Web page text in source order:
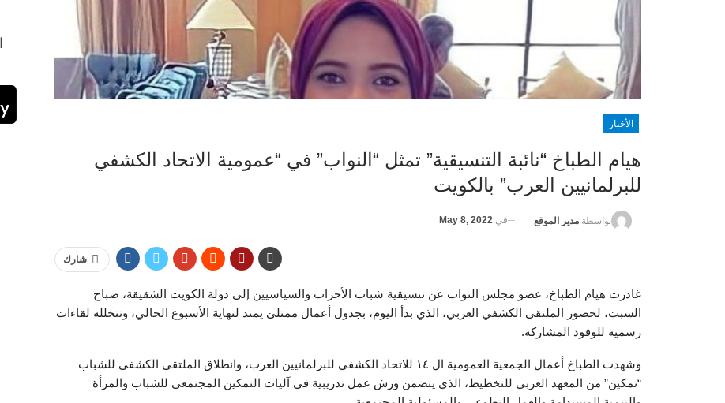
الأخبار
هيام الطباخ “نائبة التنسيقية” تمثل “النواب” في “عمومية الاتحاد الكشفي
للبرلمانيين العرب” بالكويت
بواسطة مدير الموقع في May 8, 2022
شارك
غادرت هيام الطباخ، عضو مجلس النواب عن تنسيقية شباب الأحزاب والسياسيين إلى دولة الكويت الشقيقة، صباح
السبت، لحضور الملتقى الكشفي العربي، الذي بدأ اليوم، بجدول أعمال ممتلئ يمتد لنهاية الأسبوع الحالي، وتتخلله لقاءات
رسمية للوفود المشاركة.
وشهدت الطباخ أعمال الجمعية العمومية ال ١٤ للاتحاد الكشفي للبرلمانيين العرب، وانطلاق الملتقى الكشفي للشباب
“تمكين” من المعهد العربي للتخطيط، الذي يتضمن ورش عمل تدريبية في آليات التمكين المجتمعي للشباب والمرأة